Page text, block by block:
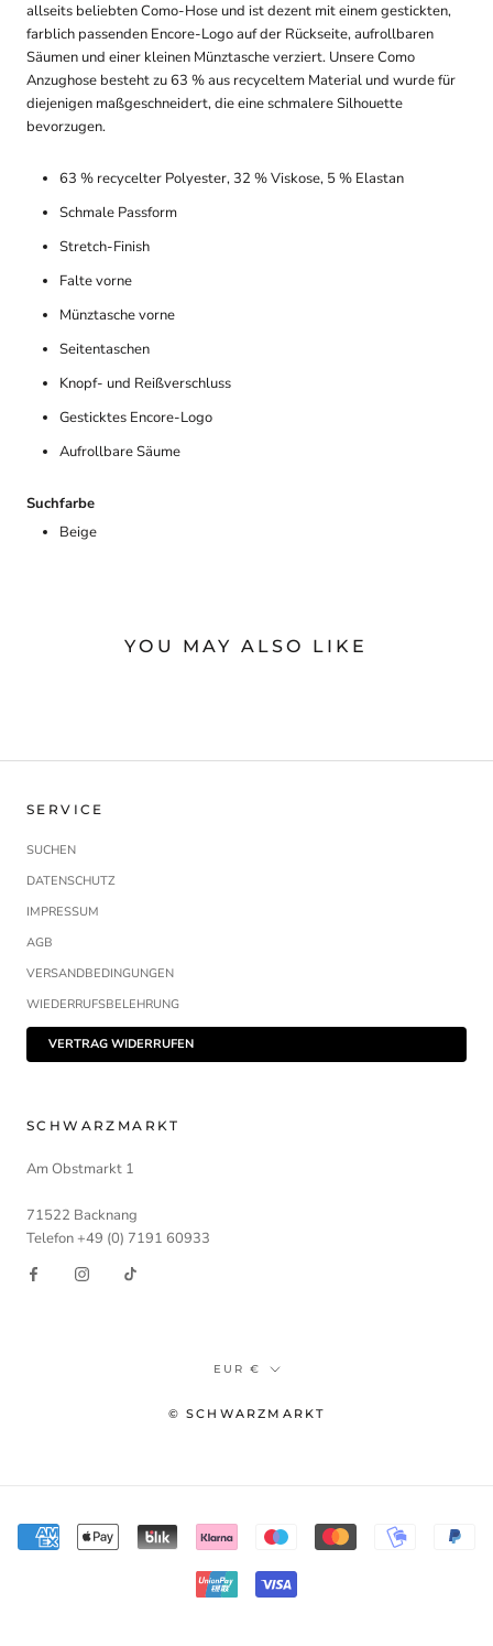
allseits beliebten Como-Hose und ist dezent mit einem gestickten,
farblich passenden Encore-Logo auf der Rückseite, aufrollbaren
Säumen und einer kleinen Münztasche verziert. Unsere Como
Anzughose besteht zu 63 % aus recyceltem Material und wurde für
diejenigen maßgeschneidert, die eine schmalere Silhouette
bevorzugen.
63 % recycelter Polyester, 32 % Viskose, 5 % Elastan
Schmale Passform
Stretch-Finish
Falte vorne
Münztasche vorne
Seitentaschen
Knopf- und Reißverschluss
Gesticktes Encore-Logo
Aufrollbare Säume
Suchfarbe
Beige
YOU MAY ALSO LIKE
SERVICE
SUCHEN
DATENSCHUTZ
IMPRESSUM
AGB
VERSANDBEDINGUNGEN
WIEDERRUFSBELEHRUNG
VERTRAG WIDERRUFEN
SCHWARZMARKT
Am Obstmarkt 1
71522 Backnang
Telefon +49 (0) 7191 60933
Währung
EUR €
© SCHWARZMARKT